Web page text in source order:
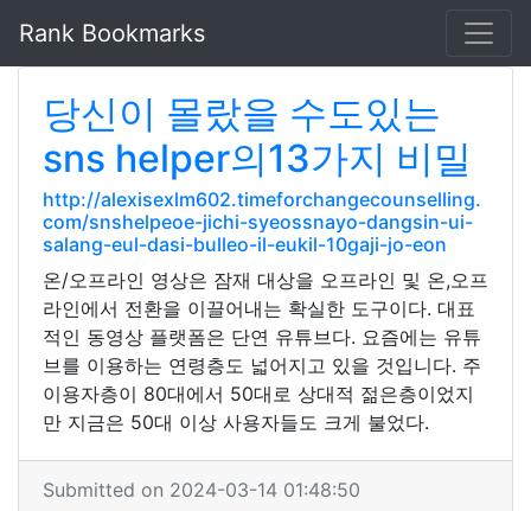
Rank Bookmarks
당신이 몰랐을 수도있는
sns helper의13가지 비밀
http://alexisexlm602.timeforchangecounselling.
com/snshelpeoe-jichi-syeossnayo-dangsin-ui-
salang-eul-dasi-bulleo-il-eukil-10gaji-jo-eon
온/오프라인 영상은 잠재 대상을 오프라인 및 온,오프
라인에서 전환을 이끌어내는 확실한 도구이다. 대표
적인 동영상 플랫폼은 단연 유튜브다. 요즘에는 유튜
브를 이용하는 연령층도 넓어지고 있을 것입니다. 주
이용자층이 80대에서 50대로 상대적 젊은층이었지
만 지금은 50대 이상 사용자들도 크게 불었다.
Submitted on 2024-03-14 01:48:50